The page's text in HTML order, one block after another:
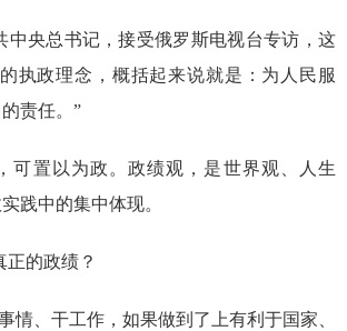
央总书记，接受俄罗斯电视台专访，这
执政理念，概括起来说就是：为人民服
责任。”
置以为政。政绩观，是世界观、人生
践中的集中体现。
的政绩？
、干工作，如果做到了上有利于国家、